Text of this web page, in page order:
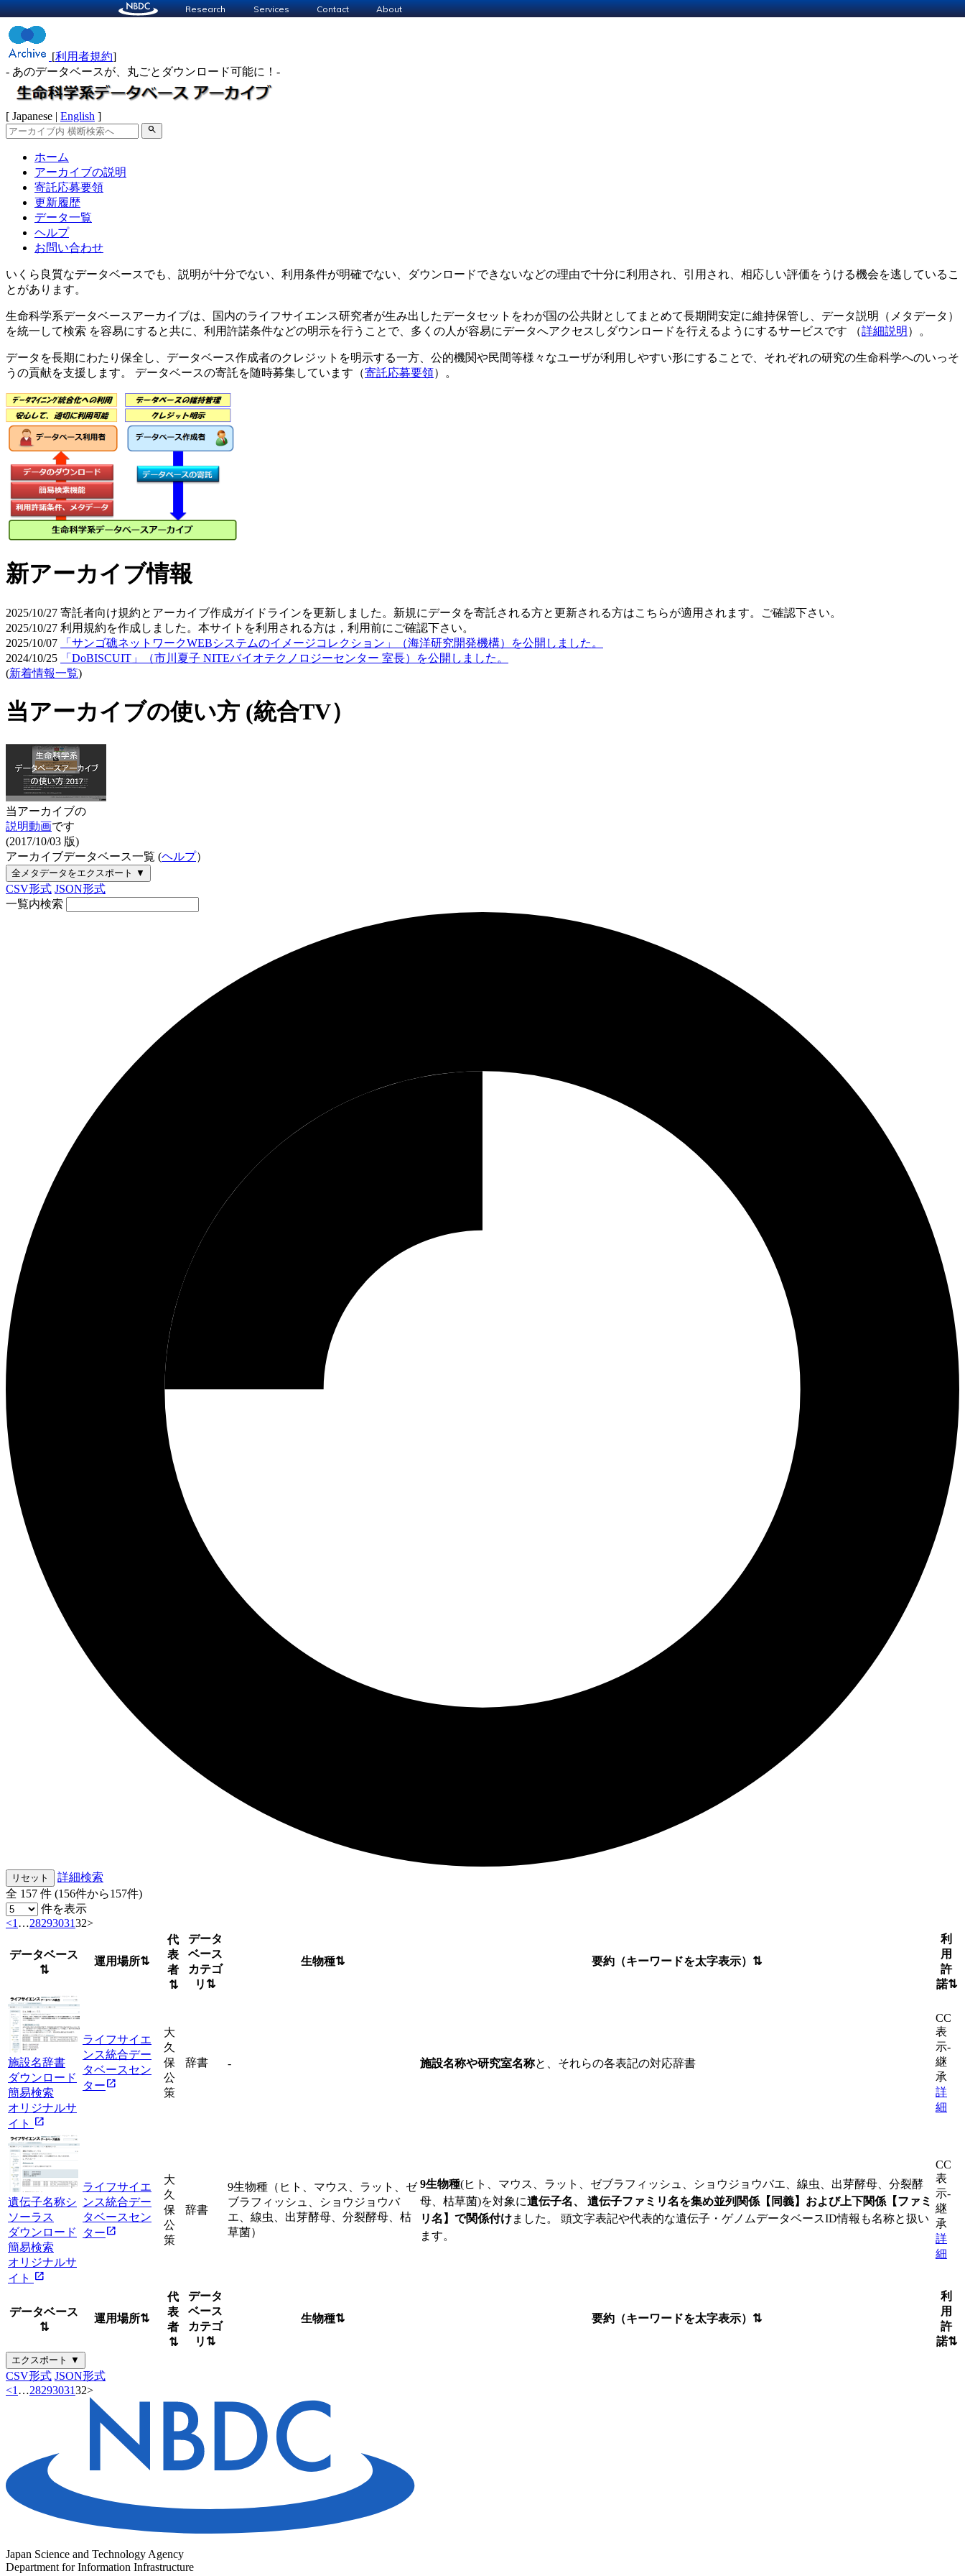
Research Services Contact About
[利用者規約]
- あのデータベースが、丸ごとダウンロード可能に！-
[ Japanese | English ]
search
ホーム
アーカイブの説明
寄託応募要領
更新履歴
データ一覧
ヘルプ
お問い合わせ
いくら良質なデータベースでも、説明が十分でない、利用条件が明確でない、ダウンロードできないなどの理由で十分に利用され、引用され、相応しい評価をうける機会を逃しているこ
とがあります。
生命科学系データベースアーカイブは、国内のライフサイエンス研究者が生み出したデータセットをわが国の公共財としてまとめて長期間安定に維持保管し、データ説明（メタデータ）
を統一して検索 を容易にすると共に、利用許諾条件などの明示を行うことで、多くの人が容易にデータへアクセスしダウンロードを行えるようにするサービスです （詳細説明 ）。
データを長期にわたり保全し、データベース作成者のクレジットを明示する一方、公的機関や民間等様々なユーザが利用しやすい形にすることで、それぞれの研究の生命科学へのいっそ
うの貢献を支援します。 データベースの寄託を随時募集しています（寄託応募要領）。
新アーカイブ情報
2025/10/27 寄託者向け規約とアーカイブ作成ガイドラインを更新しました。新規にデータを寄託される方と更新される方はこちらが適用されます。ご確認下さい。
2025/10/27 利用規約を作成しました。本サイトを利用される方は，利用前にご確認下さい。
2025/10/07
「サンゴ礁ネットワークWEBシステムのイメージコレクション」（海洋研究開発機構）を公開しました。
2024/10/25
「DoBISCUIT」（市川夏子 NITEバイオテクノロジーセンター 室長）を公開しました。
(新着情報一覧)
当アーカイブの使い方 (統合TV）
当アーカイブの
説明動画です
(2017/10/03 版)
アーカイブデータベース一覧 (ヘルプ）
全メタデータをエクスポート ▼
CSV形式 JSON形式
一覧内検索
リセット
詳細検索
全 157 件 (156件から157件)
件を表示
<1 …2829303132>
データベース
⇅
運用場所⇅
代
表
者
⇅
データ
ベース
カテゴ
リ ⇅
生物種⇅ 要約（キーワードを太字表示） ⇅
利
用
許
諾⇅
施設名辞書
ダウンロード
簡易検索
オリジナルサ
イト open_in_new
ライフサイエ
ンス統合デー
タベースセン
ターopen_in_new
大
久
保
公
策
辞書 - 施設名称や研究室名称と、それらの各表記の対応辞書
CC
表
示-
継
承
詳
細
遺伝子名称シ
ソーラス
ダウンロード
簡易検索
オリジナルサ
イト open_in_new
ライフサイエ
ンス統合デー
タベースセン
ターopen_in_new
大
久
保
公
策
辞書
9生物種（ヒト、マウス、ラット、ゼ
ブラフィッシュ、ショウジョウバ
エ、線虫、出芽酵母、分裂酵母、枯
草菌）
9生物種(ヒト、マウス、ラット、ゼブラフィッシュ、ショウジョウバエ、線虫、出芽酵母、分裂酵
母、枯草菌)を対象に遺伝子名、 遺伝子ファミリ名を集め並列関係【同義】および上下関係【ファミ
リ名】で関係付けました。 頭文字表記や代表的な遺伝子・ゲノムデータベースID情報も名称と扱い
ます。
CC
表
示-
継
承
詳
細
データベース
⇅
運用場所⇅
代
表
者
⇅
データ
ベース
カテゴ
リ ⇅
生物種⇅ 要約（キーワードを太字表示） ⇅
利
用
許
諾⇅
エクスポート ▼
CSV形式 JSON形式
<1 …2829303132>
Japan Science and Technology Agency
Department for Information Infrastructure